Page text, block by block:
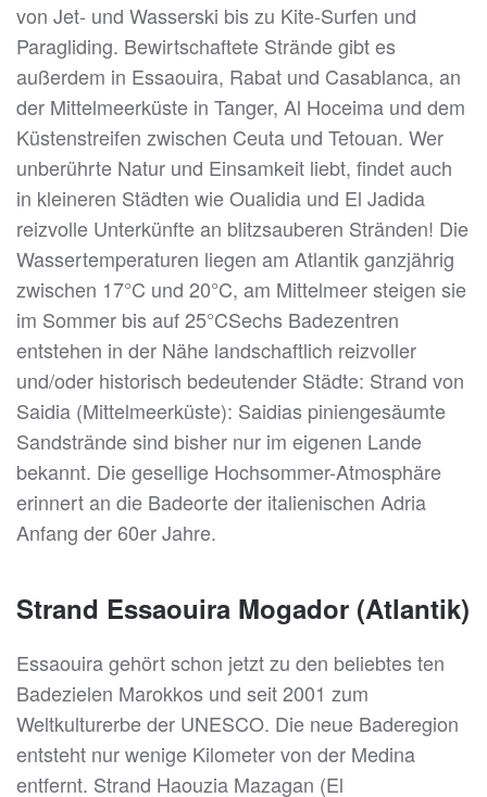
von Jet- und Wasserski bis zu Kite-Surfen und
Paragliding. Bewirtschaftete Strände gibt es
außerdem in Essaouira, Rabat und Casablanca, an
der Mittelmeerküste in Tanger, Al Hoceima und dem
Küstenstreifen zwischen Ceuta und Tetouan. Wer
unberührte Natur und Einsamkeit liebt, findet auch
in kleineren Städten wie Oualidia und El Jadida
reizvolle Unterkünfte an blitzsauberen Stränden! Die
Wassertemperaturen liegen am Atlantik ganzjährig
zwischen 17°C und 20°C, am Mittelmeer steigen sie
im Sommer bis auf 25°CSechs Badezentren
entstehen in der Nähe landschaftlich reizvoller
und/oder historisch bedeutender Städte: Strand von
Saidia (Mittelmeerküste): Saidias piniengesäumte
Sandstrände sind bisher nur im eigenen Lande
bekannt. Die gesellige Hochsommer-Atmosphäre
erinnert an die Badeorte der italienischen Adria
Anfang der 60er Jahre.
Strand Essaouira Mogador (Atlantik)
Essaouira gehört schon jetzt zu den beliebtes ten
Badezielen Marokkos und seit 2001 zum
Weltkulturerbe der UNESCO. Die neue Baderegion
entsteht nur wenige Kilometer von der Medina
entfernt. Strand Haouzia Mazagan (El